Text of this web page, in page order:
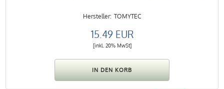
TOMYTEC
15.49 EUR
[inkl. 20% MwSt]